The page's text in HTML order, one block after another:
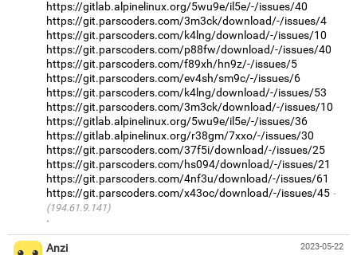
https://gitlab.alpinelinux.org/5wu9e/il5e/-/issues/40
https://git.parscoders.com/3m3ck/download/-/issues/4
https://git.parscoders.com/k4lng/download/-/issues/10
https://git.parscoders.com/p88fw/download/-/issues/40
https://git.parscoders.com/f89xh/hn9z/-/issues/5
https://git.parscoders.com/ev4sh/sm9c/-/issues/6
https://git.parscoders.com/k4lng/download/-/issues/53
https://git.parscoders.com/3m3ck/download/-/issues/10
https://gitlab.alpinelinux.org/5wu9e/il5e/-/issues/36
https://gitlab.alpinelinux.org/r38gm/7xxo/-/issues/30
https://git.parscoders.com/37f5i/download/-/issues/25
https://git.parscoders.com/hs094/download/-/issues/21
https://git.parscoders.com/4nf3u/download/-/issues/61
https://git.parscoders.com/x43oc/download/-/issues/45
(194.61.9.141)
·
2023-05-22
Anzi